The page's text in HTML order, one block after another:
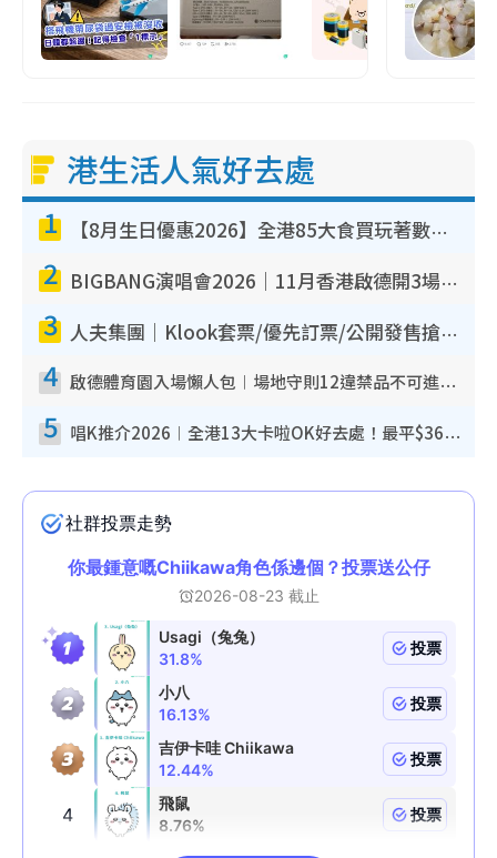
港生活人氣好去處
1 【8月生日優惠2026】全港85大食買玩著數攻略 自助餐/火鍋放題同行免費＋誠品/DONKI送現金券
2 BIGBANG演唱會2026｜11月香港啟德開3場！實名制VIP申請、優先購票攻略
3 人夫集團｜Klook套票/優先訂票/公開發售搶飛攻略！附票價.購票連結.場地座位表
4 啟德體育園入場懶人包︱場地守則12違禁品不可進場准帶細水樽但全場禁樽蓋！應援牌有限制！
5 唱K推介2026︱全港13大卡啦OK好去處！最平$36起 日文K都有！(附地址+收費詳情)